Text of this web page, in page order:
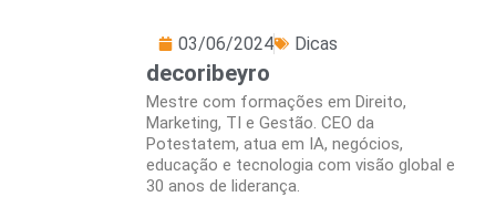
03/06/2024 Dicas
decoribeyro
Mestre com formações em Direito,
Marketing, TI e Gestão. CEO da
Potestatem, atua em IA, negócios,
educação e tecnologia com visão global e
30 anos de liderança.